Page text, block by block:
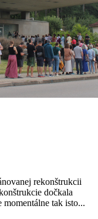
rekonštrukcii
dočkala
tak isto...